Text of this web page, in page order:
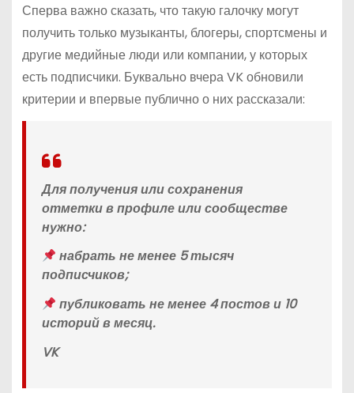
Сперва важно сказать, что такую галочку могут
получить только музыканты, блогеры, спортсмены и
другие медийные люди или компании, у которых
есть подписчики. Буквально вчера VK обновили
критерии и впервые публично о них рассказали:
Для получения или сохранения
отметки в профиле или сообществе
нужно:
набрать не менее 5 тысяч
подписчиков;
публиковать не менее 4 постов и 10
историй в месяц.
VK